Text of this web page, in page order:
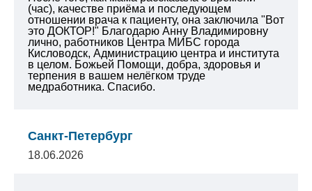
(час), качестве приёма и последующем
отношении врача к пациенту, она заключила "Вот
это ДОКТОР!" Благодарю Анну Владимировну
лично, работников Центра МИБС города
Кисловодск, Администрацию центра и института
в целом. Божьей Помощи, добра, здоровья и
терпения в вашем нелёгком труде
медработника. Спасибо.
Санкт-Петербург
18.06.2026